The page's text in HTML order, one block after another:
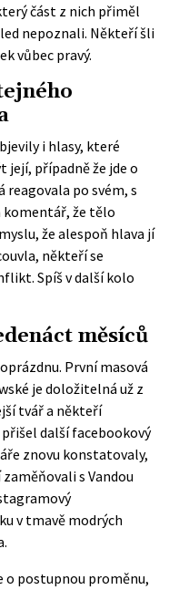
část z nich přiměl
nepoznali. Někteří šli
vůbec pravý.
i hlasy, které
její, případně že jde o
po svém, s
komentář, že tělo
že alespoň hlava jí
někteří se
Spíš v další kolo
měsíců
První masová
je doložitelná už z
tvář a někteří
další facebookový
znovu konstatovaly,
zaměňovali s Vandou
v tmavě modrých
o postupnou proměnu,